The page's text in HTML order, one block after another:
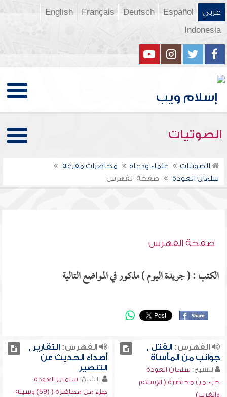
عربي Español
Deutsch
Français
English
Indonesia
الصوتيات
الصوتيات علماء ودعاة
محاضرات مفرغة
سلمان العودة
صفحة الفهرس
صفحة الفهرس
الكتب : ( جريدة اليوم ) مذكور في المواضع التالية
الفهرس:القتل ,
جوانب من المأساة
للشيخ: سلمان العودة
جزء من محاضرة ( الإسلام
والغرب)
الفهرس:التقارير ,
أصداء الحديث عن
التنصير
للشيخ: سلمان العودة
جزء من محاضرة ( (59) وسيلة